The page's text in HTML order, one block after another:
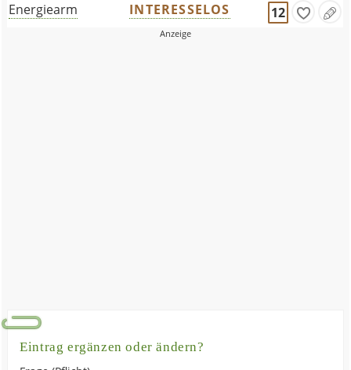
Energiearm
INTERESSELOS 12
Eintrag ergänzen oder ändern?